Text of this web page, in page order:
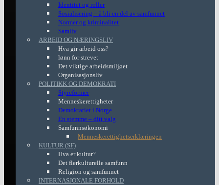
Identitet og roller
Sosialisering – å bli en del av samfunnet
Normer og kriminalitet
Samliv
ARBEID OG NÆRINGSLIV
Hva gir arbeid oss?
lønn for strevet
Det viktige arbeidsmiljøet
Organisasjonsliv
POLITIKK OG DEMOKRATI
Styreformer
Menneskerettigheter
Demokratiet i Norge
En stemme – ditt valg
Samfunnsøkonomi
Menneskerettighetserklæringen
KULTUR (SF)
Hva er kultur?
Det flerkulturelle samfunn
Religion og samfunnet
INTERNASJONALE FORHOLD